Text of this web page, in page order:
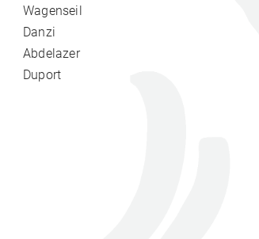
Wagenseil
Danzi
Abdelazer
Duport